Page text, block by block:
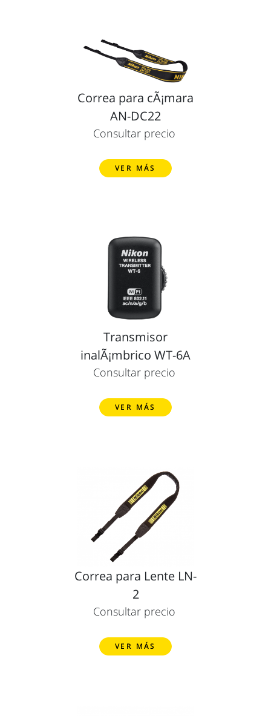
Correa para cÃ¡mara
AN-DC22
Consultar precio
VER MÁS
Transmisor
inalÃ¡mbrico WT-6A
Consultar precio
VER MÁS
Correa para Lente LN-
2
Consultar precio
VER MÁS